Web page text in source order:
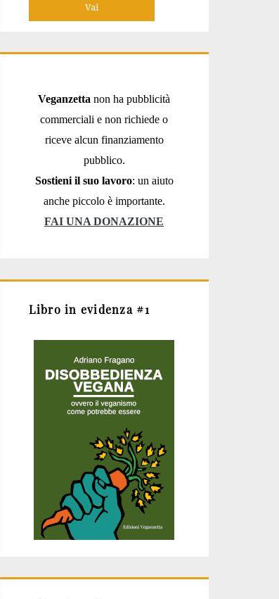
Veganzetta non ha pubblicità
commerciali e non richiede o
riceve alcun finanziamento
pubblico.
Sostieni il suo lavoro: un aiuto
anche piccolo è importante.
FAI UNA DONAZIONE
Libro in evidenza #1